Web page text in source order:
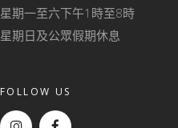
星期一至六下午1時至8時
星期日及公眾假期休息
FOLLOW US